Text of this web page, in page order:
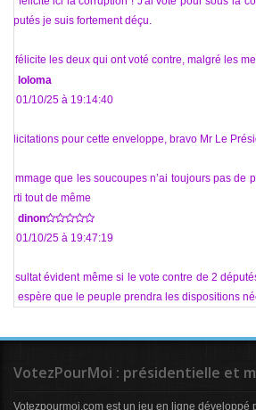
députés je suis fortement déçu.
Je félicite les deux qui ont voté contre, malgré les
loloma
Le 01/10/25 à 19:14:40
Félicitations pour cette enveloppe, bravo Mr Le
Dommage que les soucoupes n’ai toujours pas de
parti tout de même
dinon
Le 01/10/25 à 19:47:19
Résultat évident même si le vote contre de 2
On espère que le peuple prendra les dispositions
VotezPourMoi : présidentielle et
Votezpourmoi.com est un jeu en ligne développé